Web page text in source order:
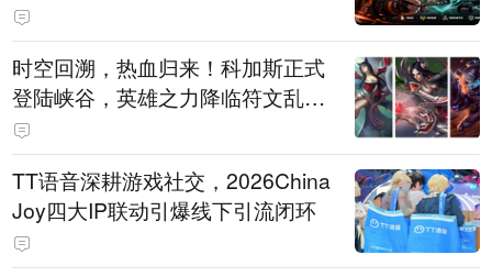
时空回溯，热血归来！科加斯正式
登陆峡谷，英雄之力降临符文乱
斗！
TT语音深耕游戏社交，2026China
Joy四大IP联动引爆线下引流闭环